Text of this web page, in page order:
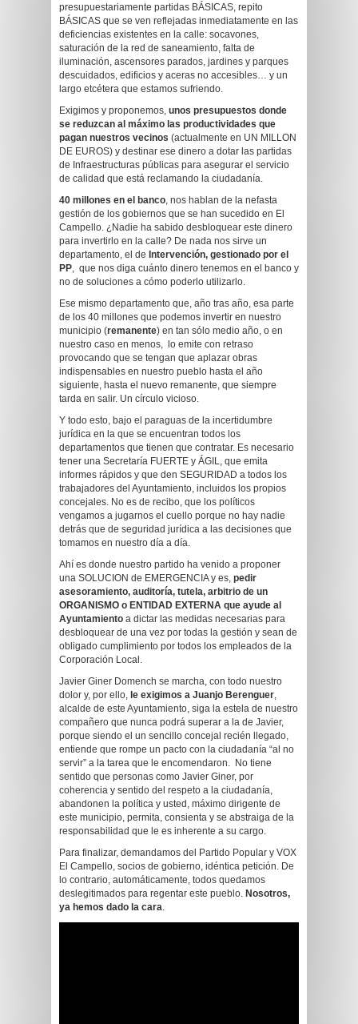
presupuestariamente partidas BÁSICAS, repito
BÁSICAS que se ven reflejadas inmediatamente en las
deficiencias existentes en la calle: socavones,
saturación de la red de saneamiento, falta de
iluminación, ascensores parados, jardines y parques
descuidados, edificios y aceras no accesibles… y un
largo etcétera que estamos sufriendo.
Exigimos y proponemos, unos presupuestos donde
se reduzcan al máximo las productividades que
pagan nuestros vecinos (actualmente en UN MILLON
DE EUROS) y destinar ese dinero a dotar las partidas
de Infraestructuras públicas para asegurar el servicio
de calidad que está reclamando la ciudadanía.
40 millones en el banco, nos hablan de la nefasta
gestión de los gobiernos que se han sucedido en El
Campello. ¿Nadie ha sabido desbloquear este dinero
para invertirlo en la calle? De nada nos sirve un
departamento, el de Intervención, gestionado por el
PP, que nos diga cuánto dinero tenemos en el banco y
no de soluciones a cómo poderlo utilizarlo.
Ese mismo departamento que, año tras año, esa parte
de los 40 millones que podemos invertir en nuestro
municipio (remanente) en tan sólo medio año, o en
nuestro caso en menos, lo emite con retraso
provocando que se tengan que aplazar obras
indispensables en nuestro pueblo hasta el año
siguiente, hasta el nuevo remanente, que siempre
tarda en salir. Un círculo vicioso.
Y todo esto, bajo el paraguas de la incertidumbre
jurídica en la que se encuentran todos los
departamentos que tienen que contratar. Es necesario
tener una Secretaría FUERTE y ÁGIL, que emita
informes rápidos y que den SEGURIDAD a todos los
trabajadores del Ayuntamiento, incluidos los propios
concejales. No es de recibo, que los políticos
vengamos a jugarnos el cuello porque no hay nadie
detrás que de seguridad jurídica a las decisiones que
tomamos en nuestro día a día.
Ahí es donde nuestro partido ha venido a proponer
una SOLUCION de EMERGENCIA y es, pedir
asesoramiento, auditoría, tutela, arbitrio de un
ORGANISMO o ENTIDAD EXTERNA que ayude al
Ayuntamiento a dictar las medidas necesarias para
desbloquear de una vez por todas la gestión y sean de
obligado cumplimiento por todos los empleados de la
Corporación Local.
Javier Giner Domench se marcha, con todo nuestro
dolor y, por ello, le exigimos a Juanjo Berenguer,
alcalde de este Ayuntamiento, siga la estela de nuestro
compañero que nunca podrá superar a la de Javier,
porque siendo el un sencillo concejal recién llegado,
entiende que rompe un pacto con la ciudadanía “al no
servir” a la tarea que le encomendaron. No tiene
sentido que personas como Javier Giner, por
coherencia y sentido del respeto a la ciudadanía,
abandonen la política y usted, máximo dirigente de
este municipio, permita, consienta y se abstraiga de la
responsabilidad que le es inherente a su cargo.
Para finalizar, demandamos del Partido Popular y VOX
El Campello, socios de gobierno, idéntica petición. De
lo contrario, automáticamente, todos quedamos
deslegitimados para regentar este pueblo. Nosotros,
ya hemos dado la cara.